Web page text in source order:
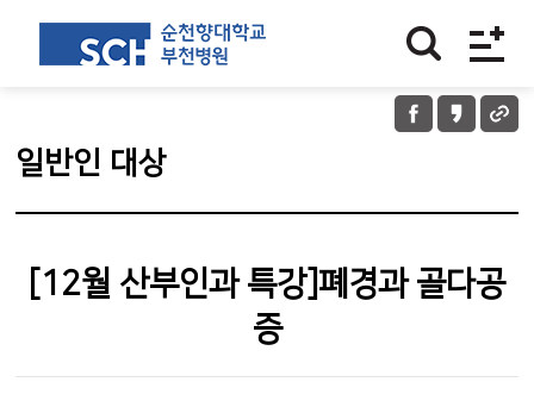
일반인 대상
[12월 산부인과 특강]폐경과 골다공
증